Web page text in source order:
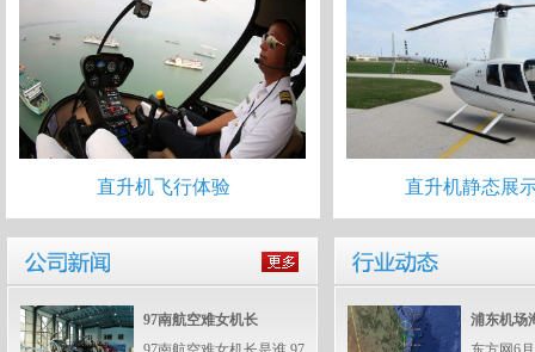
直升机飞行体验 直升机静态展
97南航空难女机长
浦东机场